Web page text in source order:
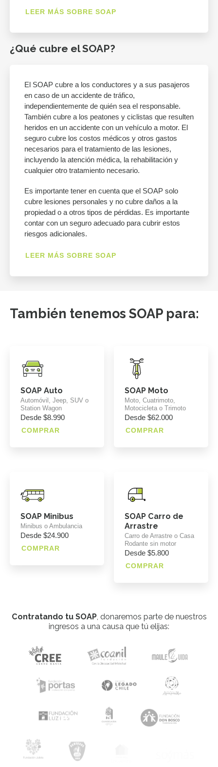
LEER MÁS SOBRE SOAP
¿Qué cubre el SOAP?
El SOAP cubre a los conductores y a sus pasajeros
en caso de un accidente de tráfico,
independientemente de quién sea el responsable.
También cubre a los peatones y ciclistas que resulten
heridos en un accidente con un vehículo a motor. El
seguro cubre los costos médicos y otros gastos
necesarios para el tratamiento de las lesiones,
incluyendo la atención médica, la rehabilitación y
cualquier otro tratamiento necesario.
Es importante tener en cuenta que el SOAP solo
cubre lesiones personales y no cubre daños a la
propiedad o a otros tipos de pérdidas. Es importante
contar con un seguro adecuado para cubrir estos
riesgos adicionales.
LEER MÁS SOBRE SOAP
También tenemos SOAP para:
SOAP Auto
Automóvil, Jeep, SUV o
Station Wagon
Desde $8.990
COMPRAR
SOAP Moto
Moto, Cuatrimoto,
Motocicleta o Trimoto
Desde $62.000
COMPRAR
SOAP Minibus
Minibus o Ambulancia
Desde $24.900
COMPRAR
SOAP Carro de
Arrastre
Carro de Arrastre o Casa
Rodante sin motor
Desde $5.800
COMPRAR
Contratando tu SOAP, donaremos parte de nuestros
ingresos a una causa que tú elijas: